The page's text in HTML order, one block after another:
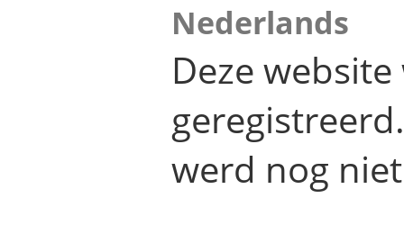
Nederlands
Deze
werd nog